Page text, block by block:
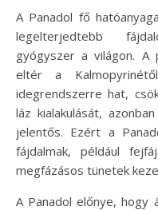
A Panadol fő
legelterjedtebb
gyógyszer a világon. A
eltér a
idegrendszerre hat,
láz kialakulását,
jelentős. Ezért a
fájdalmak, például
megfázásos tünetek
A Panadol előnye, hogy